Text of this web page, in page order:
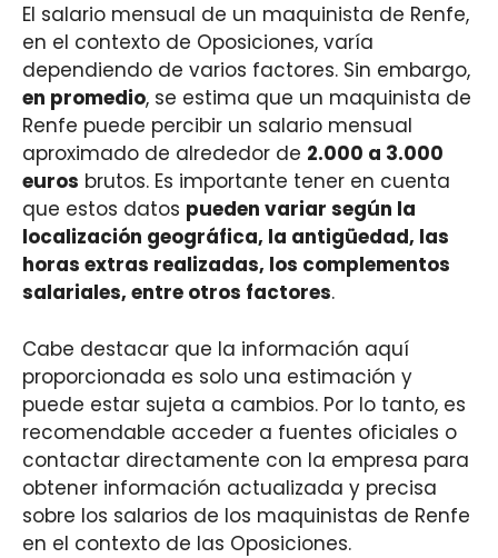
El salario mensual de un maquinista de Renfe,
en el contexto de Oposiciones, varía
dependiendo de varios factores. Sin embargo,
en promedio, se estima que un maquinista de
Renfe puede percibir un salario mensual
aproximado de alrededor de 2.000 a 3.000
euros brutos. Es importante tener en cuenta
que estos datos pueden variar según la
localización geográfica, la antigüedad, las
horas extras realizadas, los complementos
salariales, entre otros factores.
Cabe destacar que la información aquí
proporcionada es solo una estimación y
puede estar sujeta a cambios. Por lo tanto, es
recomendable acceder a fuentes oficiales o
contactar directamente con la empresa para
obtener información actualizada y precisa
sobre los salarios de los maquinistas de Renfe
en el contexto de las Oposiciones.